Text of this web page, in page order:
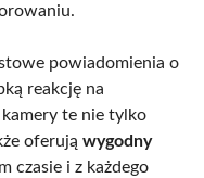
powiadomienia o
reakcję na
te nie tylko
oferują wygodny
czasie i z każdego